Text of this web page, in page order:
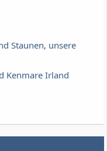
Staunen, unsere
Kenmare Irland